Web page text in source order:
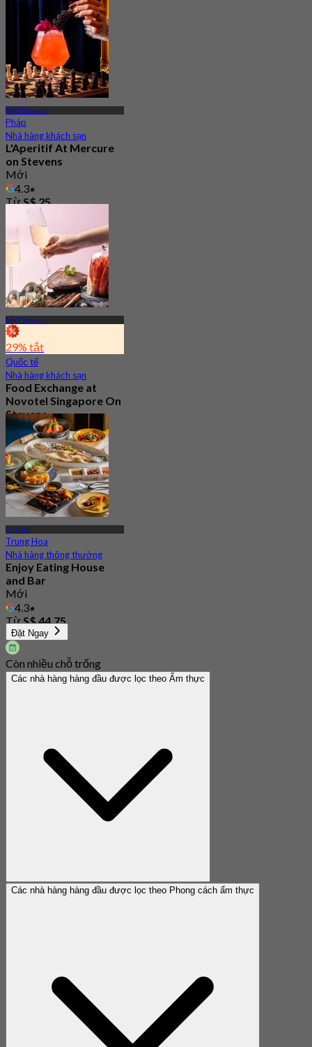
S$ 33.75
MRT Stevens
Pháp
Nhà hàng khách sạn
L'Aperitif At Mercure
on Stevens
Mới
4.3
TừS$ 25
MRT Stevens
29% tắt
Quốc tế
Nhà hàng khách sạn
Food Exchange at
Novotel Singapore On
Stevens
3.0
207 Đã đặt chỗ
TừS$ 27.5
Orchard
Trung Hoa
Nhà hàng thông thường
Enjoy Eating House
and Bar
Mới
4.3
TừS$ 44.75
Đặt Ngay
Còn nhiều chỗ trống
Các nhà hàng hàng đầu được lọc theo Ẩm thực
Các nhà hàng hàng đầu được lọc theo Phong cách ẩm thực